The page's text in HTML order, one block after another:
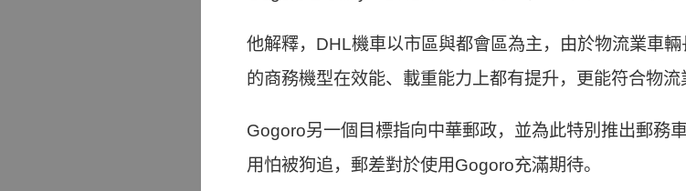
他解釋，DHL機車以市區與都會區為主，由於物流業車
的商務機型在效能、載重能力上都有提升，更能符合物流
Gogoro另一個目標指向中華郵政，並為此特別推出郵務
用怕被狗追，郵差對於使用Gogoro充滿期待。